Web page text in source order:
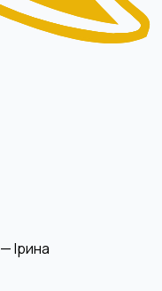
— Ірина